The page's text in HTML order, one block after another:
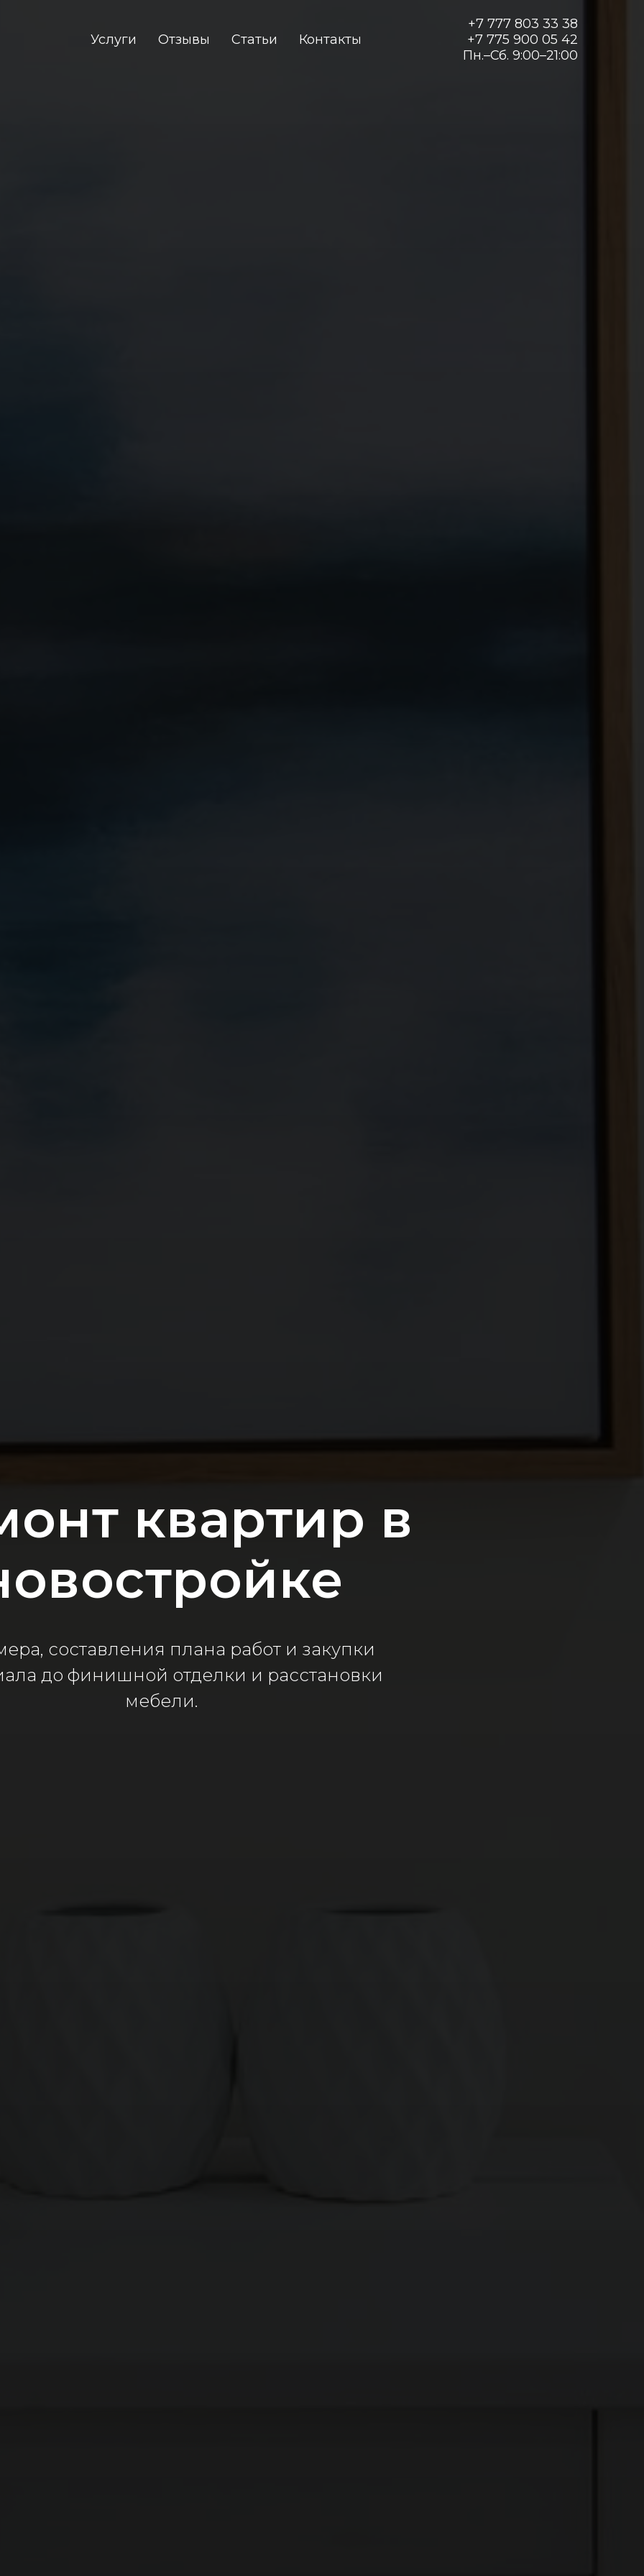
Услуги Отзывы Статьи Контакты
+7 777 803 33 38
+7 775 900 05 42
Пн.–Сб. 9:00–21:00
квартир в
составления плана работ и закупки
до финишной отделки и расстановки
мебели.